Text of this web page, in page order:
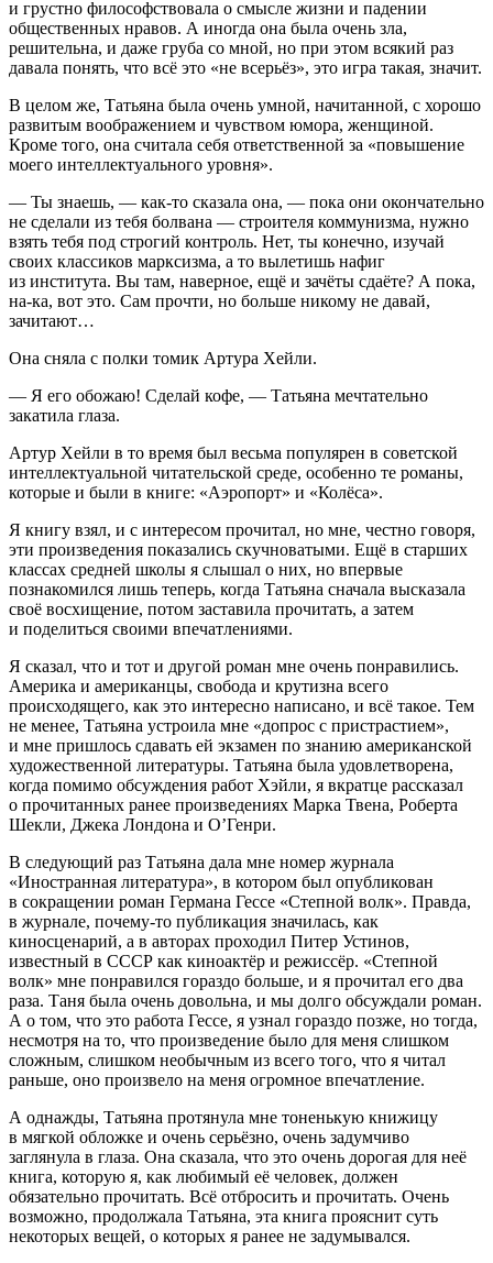
и грустно философствовала о смысле жизни и падении
общественных нравов. А иногда она была очень зла,
решительна, и даже груба со мной, но при этом всякий раз
давала понять, что всё это «не всерьёз», это игра такая, значит.
В целом же, Татьяна была очень умной, начитанной, с хорошо
развитым воображением и чувством юмора, женщиной.
Кроме того, она считала себя ответственной за «повышение
моего интеллектуального уровня».
— Ты знаешь, — как-то сказала она, — пока они окончательно
не сделали из тебя болвана — строителя коммунизма, нужно
взять тебя под строгий контроль. Нет, ты конечно, изучай
своих классиков марксизма, а то вылетишь нафиг
из института. Вы там, наверное, ещё и зачёты сдаёте? А пока,
на-ка, вот это. Сам прочти, но больше никому не давай,
зачитают…
Она сняла с полки томик Артура Хейли.
— Я его обожаю! Сделай кофе, — Татьяна мечтательно
закатила глаза.
Артур Хейли в то время был весьма популярен в советской
интеллектуальной читательской среде, особенно те романы,
которые и были в книге: «Аэропорт» и «Колёса».
Я книгу взял, и с интересом прочитал, но мне, честно говоря,
эти произведения показались скучноватыми. Ещё в старших
классах средней школы я слышал о них, но впервые
познакомился лишь теперь, когда Татьяна сначала высказала
своё восхищение, потом заставила прочитать, а затем
и поделиться своими впечатлениями.
Я сказал, что и тот и другой роман мне очень понравились.
Америка и американцы, свобода и крутизна всего
происходящего, как это интересно написано, и всё такое. Тем
не менее, Татьяна устроила мне «допрос с пристрастием»,
и мне пришлось сдавать ей экзамен по знанию американской
художественной литературы. Татьяна была удовлетворена,
когда помимо обсуждения работ Хэйли, я вкратце рассказал
о прочитанных ранее произведениях Марка Твена, Роберта
Шекли, Джека Лондона и О’Генри.
В следующий раз Татьяна дала мне номер журнала
«Иностранная литература», в котором был опубликован
в сокращении роман Германа Гессе «Степной волк». Правда,
в журнале, почему-то публикация значилась, как
киносценарий, а в авторах проходил Питер Устинов,
известный в СССР как киноактёр и режиссёр. «Степной
волк» мне понравился гораздо больше, и я прочитал его два
раза. Таня была очень довольна, и мы долго обсуждали роман.
А о том, что это работа Гессе, я узнал гораздо позже, но тогда,
несмотря на то, что произведение было для меня слишком
сложным, слишком необычным из всего того, что я читал
раньше, оно произвело на меня огромное впечатление.
А однажды, Татьяна протянула мне тоненькую книжицу
в мягкой обложке и очень серьёзно, очень задумчиво
заглянула в глаза. Она сказала, что это очень дорогая для неё
книга, которую я, как любимый её человек, должен
обязательно прочитать. Всё отбросить и прочитать. Очень
возможно, продолжала Татьяна, эта книга прояснит суть
некоторых вещей, о которых я ранее не задумывался.